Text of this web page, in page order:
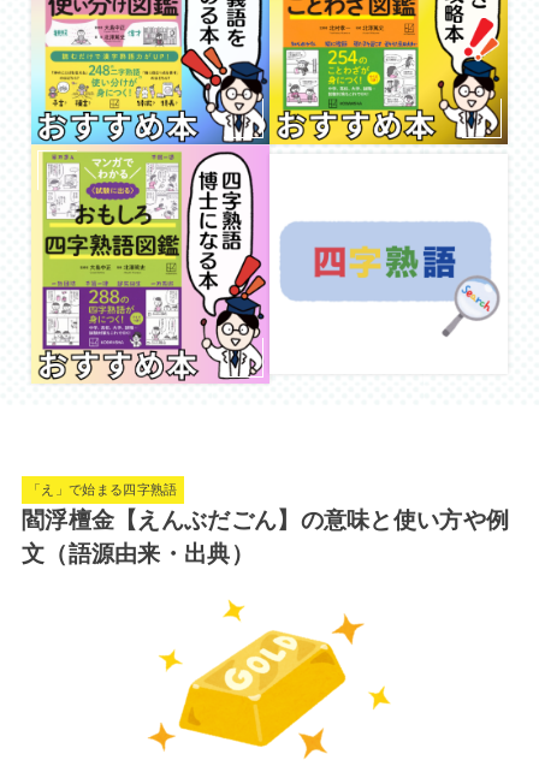
「え」で始まる四字熟語
閻浮檀金【えんぶだごん】の意味と使い方や例
文（語源由来・出典）